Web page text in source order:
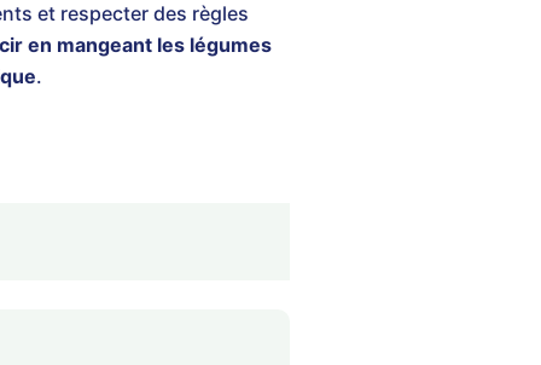
et respecter des règles
en mangeant les légumes
.